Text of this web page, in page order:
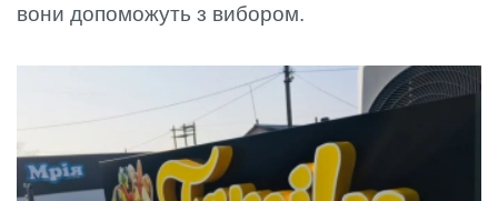
вони допоможуть з вибором.